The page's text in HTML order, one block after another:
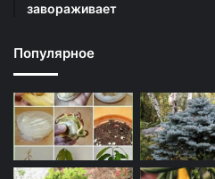
завораживает
Популярное